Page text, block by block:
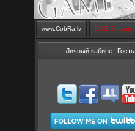
www.CobRa.lv LIVE Stream
Личный кабинет Гость